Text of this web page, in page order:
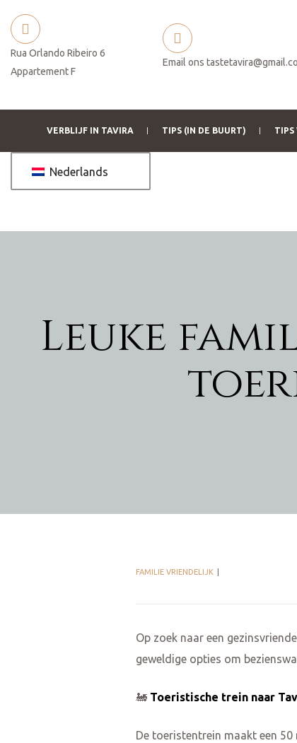
Rua Orlando Ribeiro 6
Appartement F
Email ons
VERBLIJF IN TAVIRA TIPS (IN DE BUURT) TIPS
Nederlands
Leuke
FAMILIE VRIENDELIJK
Op zoek naar een
geweldige opties om
🚂 Toeristische trein naar
De toeristentrein maakt een